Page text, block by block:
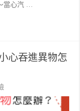
當心汽 …
心吞進異物怎